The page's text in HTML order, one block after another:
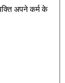
अपने कर्म के